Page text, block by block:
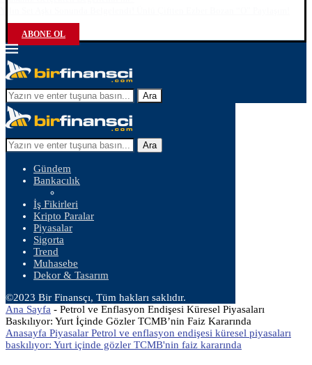
ABONE OL
Ara
Ara
Gündem
Bankacılık
İş Fikirleri
Kripto Paralar
Piyasalar
Sigorta
Trend
Muhasebe
Dekor & Tasarım
©2023 Bir Finansçı, Tüm hakları saklıdır.
Ana Sayfa - Petrol ve Enflasyon Endişesi Küresel Piyasaları
Baskılıyor: Yurt İçinde Gözler TCMB’nin Faiz Kararında
Anasayfa Piyasalar Petrol ve enflasyon endişesi küresel piyasaları
baskılıyor: Yurt içinde gözler TCMB'nin faiz kararında